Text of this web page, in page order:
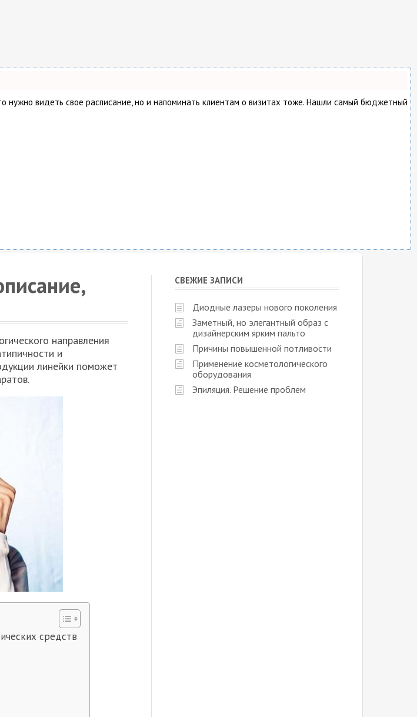
нужно видеть свое расписание, но и напоминать клиентам о визитах тоже. Нашли самый бюджетный
направления
и
линейки поможет
средств
СВЕЖИЕ ЗАПИСИ
Диодные лазеры нового поколения
Заметный, но элегантный образ с
дизайнерским ярким пальто
Причины повышенной потливости
Применение косметологического
оборудования
Эпиляция. Решение проблем